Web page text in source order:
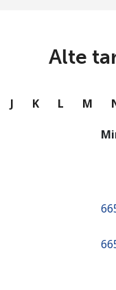
Continua
Alte
J K L M